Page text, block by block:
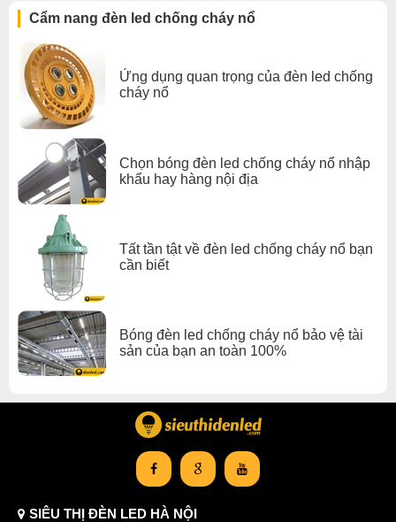
môi trường công nghiệp đầy rủi ro. Sản phẩm này không chỉ
mang đến ánh sáng chất lượng mà còn thể hiện cam kết bảo vệ
người lao động và tài sản của bạn. Khám phá ngay hôm nay và
biến môi trường làm việc trở nên an toàn và hiệu quả hơn bao
giờ hết!
Xem thêm:Đèn led chống cháy nổ ufo
Đèn led chống cháy nổ trên 2000k,
Đèn led chống cháy nổ nhà xưởng
Cẩm nang đèn led chống cháy nổ
Ứng dụng quan trọng của đèn led chống
cháy nổ
Chọn bóng đèn led chống cháy nổ nhập
khẩu hay hàng nội địa
Tất tần tật về đèn led chống cháy nổ bạn
cần biết
Bóng đèn led chống cháy nổ bảo vệ tài
sản của bạn an toàn 100%
SIÊU THỊ ĐÈN LED HÀ NỘI